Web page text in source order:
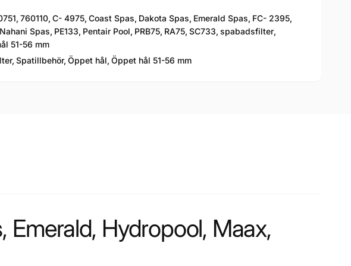
, 760110, C- 4975, Coast Spas, Dakota Spas, Emerald Spas, FC- 2395,
Nahani Spas, PE133, Pentair Pool, PRB75, RA75, SC733, spabadsfilter,
51-56 mm
Spatillbehör, Öppet hål, Öppet hål 51-56 mm
Emerald, Hydropool, Maax,